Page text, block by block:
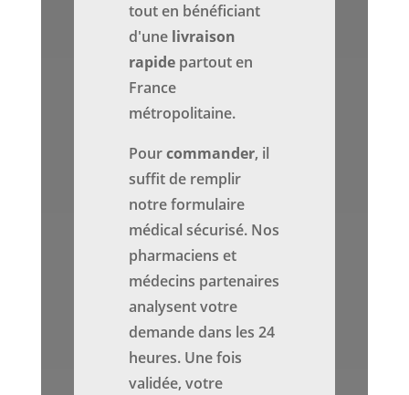
tout en bénéficiant
d'une livraison
rapide partout en
France
métropolitaine.
Pourcommander, il
suffit de remplir
notre formulaire
médical sécurisé. Nos
pharmaciens et
médecins partenaires
analysent votre
demande dans les 24
heures. Une fois
validée, votre